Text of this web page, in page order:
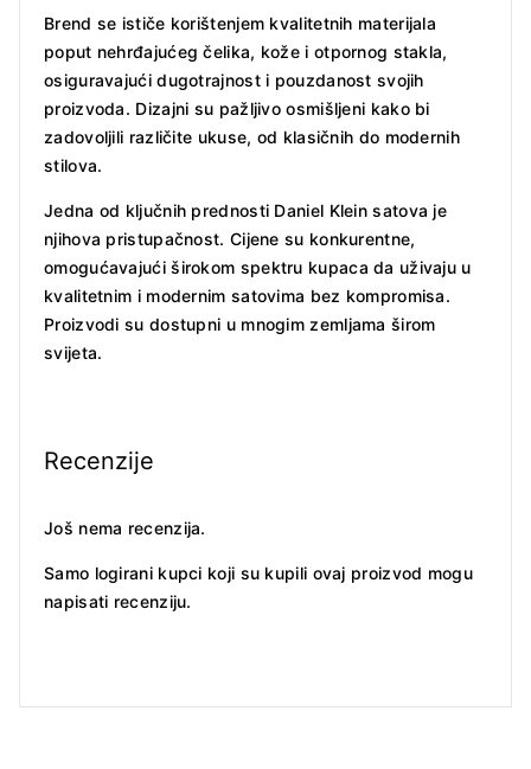
Brend se ističe korištenjem kvalitetnih materijala
poput nehrđajućeg čelika, kože i otpornog stakla,
osiguravajući dugotrajnost i pouzdanost svojih
proizvoda. Dizajni su pažljivo osmišljeni kako bi
zadovoljili različite ukuse, od klasičnih do modernih
stilova.
Jedna od ključnih prednosti Daniel Klein satova je
njihova pristupačnost. Cijene su konkurentne,
omogućavajući širokom spektru kupaca da uživaju u
kvalitetnim i modernim satovima bez kompromisa.
Proizvodi su dostupni u mnogim zemljama širom
svijeta.
Recenzije
Još nema recenzija.
Samo logirani kupci koji su kupili ovaj proizvod mogu
napisati recenziju.